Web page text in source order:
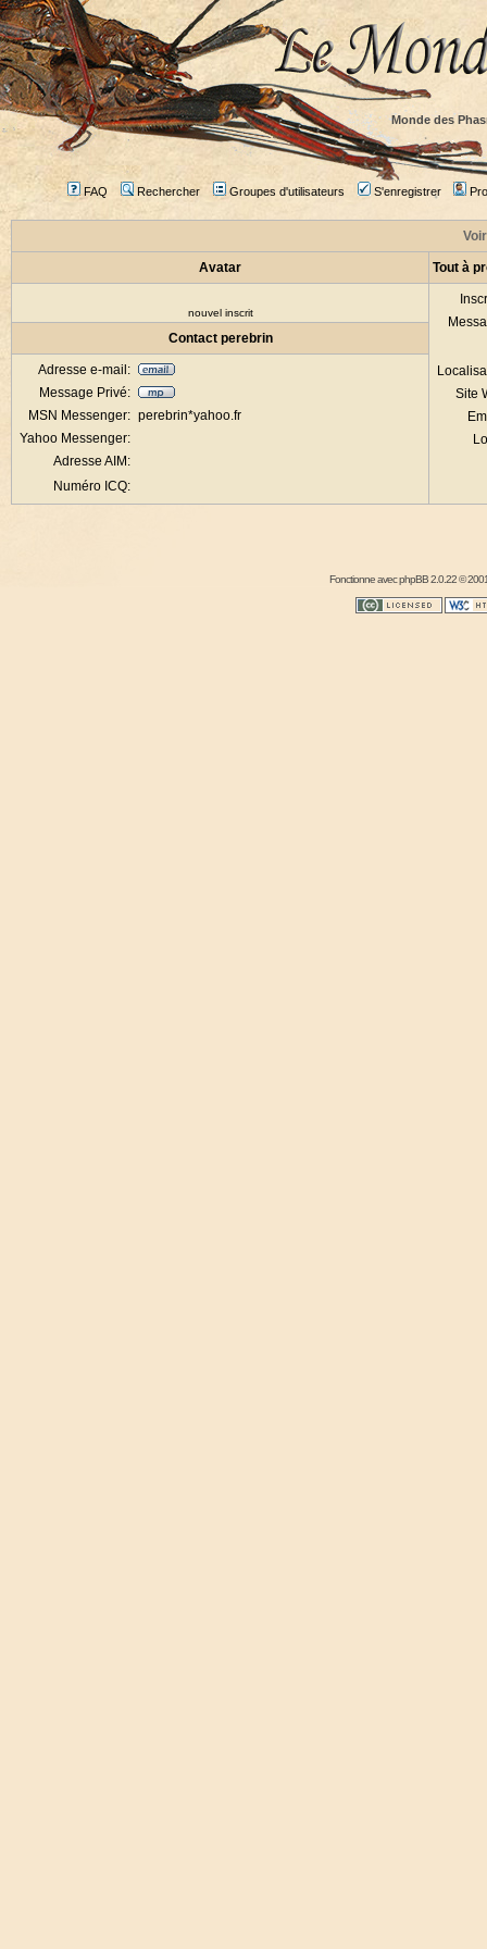
Monde des
FAQ Rechercher Groupes d'utilisateurs S'enregistrer
Avatar Tout à
nouvel inscrit
Site
Contact perebrin
Adresse e-mail:
Message Privé:
MSN Messenger: perebrin*yahoo.fr
Yahoo Messenger:
Adresse AIM:
Numéro ICQ:
Fonctionne avecphpBB2.0.22 ©